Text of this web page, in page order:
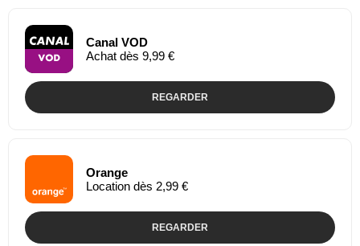
Canal VOD
Achat dès 9,99 €
REGARDER
Orange
Location dès 2,99 €
REGARDER